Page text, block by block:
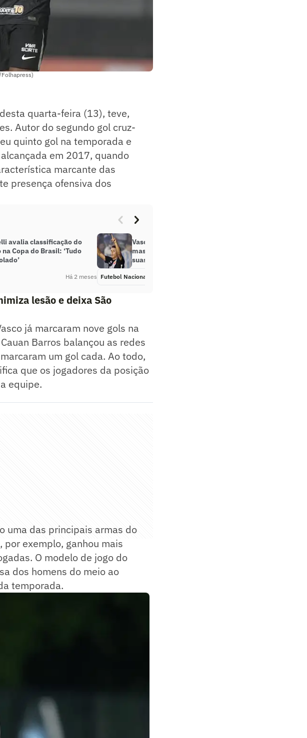
quarta-feira (13), teve,
Autor do segundo gol cruz-
quinto gol na temporada e
em 2017, quando
marcante das
presença ofensiva dos
avalia classificação do
na Copa do Brasil: ‘Tudo
Há 2 meses
Vasco sofre ’empate rêlampago’,
mas avança na Copa do Brasil; dê
suas notas
Futebol Nacional
lesão e deixa São
já marcaram nove gols na
Barros balançou as redes
um gol cada. Ao todo,
que os jogadores da posição
equipe.
uma das principais armas do
por exemplo, ganhou mais
O modelo de jogo do
dos homens do meio ao
temporada.